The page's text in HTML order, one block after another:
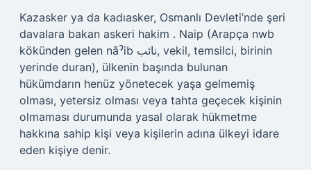
Kazasker ya da kadıasker, Osmanlı Devleti’nde şeri
davalara bakan askeri hakim . Naip (Arapça nwb
kökünden gelen nāˀib نائب, vekil, temsilci, birinin
yerinde duran), ülkenin başında bulunan
hükümdarın henüz yönetecek yaşa gelmemiş
olması, yetersiz olması veya tahta geçecek kişinin
olmaması durumunda yasal olarak hükmetme
hakkına sahip kişi veya kişilerin adına ülkeyi idare
eden kişiye denir.